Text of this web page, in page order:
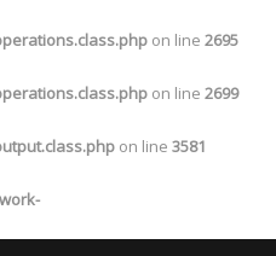
on line 2695
on line 2699
on line 3581